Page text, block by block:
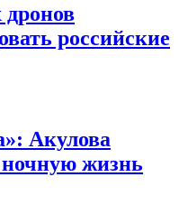
российские
Акулова
жизнь